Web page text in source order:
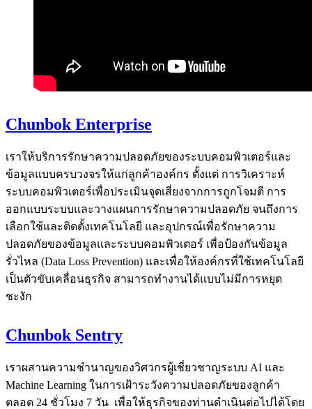
Chunbok Enterprise
เราให้บริการรักษาความปลอดภัยของระบบคอมพิวเตอร์และ
ข้อมูลแบบครบวงจรให้แก่ลูกค้าองค์กร ตั้งแต่ การวิเคราะห์
ระบบคอมพิวเตอร์เพื่อประเมินจุดเสี่ยงจากการถูกโจมตี การ
ออกแบบระบบและวางแผนการรักษาความปลอดภัย จนถึงการ
เลือกใช้และติดตั้งเทคโนโลยี และอุปกรณ์เพื่อรักษาความ
ปลอดภัยของข้อมูลและระบบคอมพิวเตอร์ เพื่อป้องกันข้อมูล
รั่วไหล (Data Loss Prevention) และเพื่อให้องค์กรที่ใช้เทคโนโลยี
เป็นตัวขับเคลื่อนธุรกิจ สามารถทํางานได้แบบไม่มีการหยุด
ชะงัก
Chunbok Sentry
เราผสานความชำนาญของวิศวกรผู้เชี่ยวชาญระบบ AI และ
Machine Learning ในการเฝ้าระวังความปลอดภัยของลูกค้า
ตลอด 24 ชั่วโมง 7 วัน เพื่อให้ธุรกิจของท่านดำเนินต่อไปได้โดย